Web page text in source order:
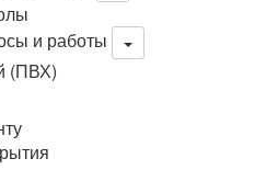
и работы
(ПВХ)